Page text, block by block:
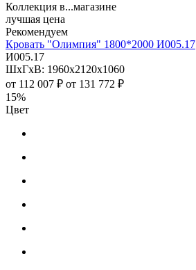
Коллекция в...магазине
лучшая цена
Рекомендуем
Кровать "Олимпия" 1800*2000 И005.17
И005.17
ШхГхВ: 1960х2120х1060
от 112 007 ₽ от 131 772 ₽
15%
Цвет